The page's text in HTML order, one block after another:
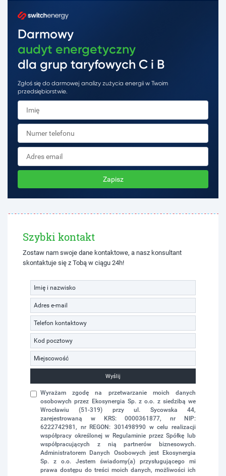
Darmowy
audyt energetyczny
dla grup taryfowych C i B
Zgłoś się do darmowej analizy zużycia energii w Twoim
przedsiębiorstwie.
Zapisz
Szybki kontakt
Zostaw nam swoje dane kontaktowe, a nasz konsultant
skontaktuje się z Tobą w ciągu 24h!
Wyślij
Wyrażam zgodę na przetwarzanie moich danych
osobowych przez Ekosynergia Sp. z o.o. z siedzibą we
Wrocławiu (51-319) przy ul. Sycowska 44,
zarejestrowaną w KRS: 0000361877, nr NIP:
6222742981, nr REGON: 301498990 w celu realizacji
współpracy określonej w Regulaminie przez Spółkę lub
współpracujących z nią partnerów biznesowych.
Administratorem Danych Osobowych jest Ekosynergia
Sp. z o.o. Jestem świadomy(a) przysługującego mi
prawa dostępu do treści moich danych, możliwości ich